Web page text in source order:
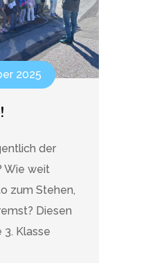
2025
der
Wie weit
zum Stehen,
Diesen
3. Klasse